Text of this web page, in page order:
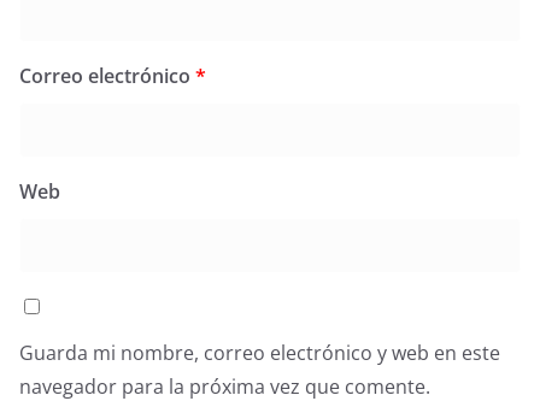
Correo electrónico *
Web
Guarda mi nombre, correo electrónico y web en este
navegador para la próxima vez que comente.